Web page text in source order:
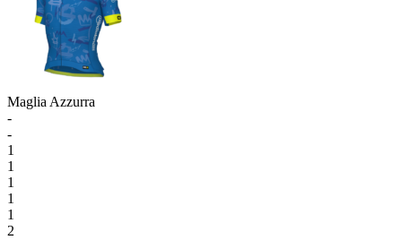
Maglia Azzurra
-
-
1
1
1
1
1
2